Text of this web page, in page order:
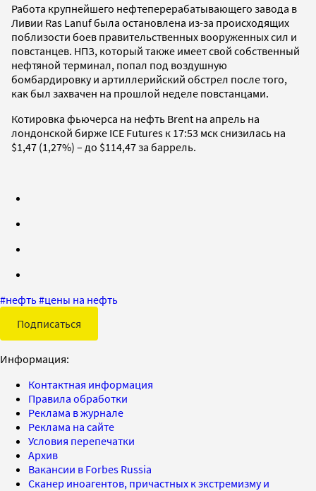
Работа крупнейшего нефтеперерабатывающего завода в
Ливии Ras Lanuf была остановлена из-за происходящих
поблизости боев правительственных вооруженных сил и
повстанцев. НПЗ, который также имеет свой собственный
нефтяной терминал, попал под воздушную
бомбардировку и артиллерийский обстрел после того,
как был захвачен на прошлой неделе повстанцами.
Котировка фьючерса на нефть Brent на апрель на
лондонской бирже ICE Futures к 17:53 мск снизилась на
$1,47 (1,27%) – до $114,47 за баррель.
#нефть#цены на нефть
Подписаться
Информация:
Контактная информация
Правила обработки
Реклама в журнале
Реклама на сайте
Условия перепечатки
Архив
Вакансии в Forbes Russia
Сканер иноагентов, причастных к экстремизму и